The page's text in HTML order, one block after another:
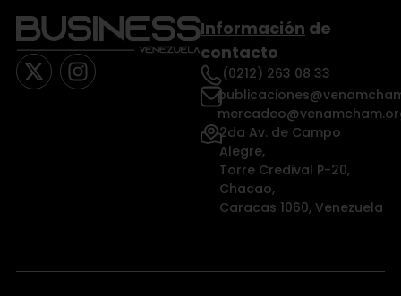
Información de
contacto
(0212) 263 08 33
2da Av. de Campo
Alegre,
Torre Credival P-20,
Chacao,
Caracas 1060, Venezuela